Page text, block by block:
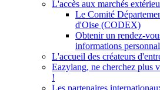
L'accès aux marchés
Le Comité
d'Oise (CODEX)
Obtenir un rendez-
informations
L'accueil des créateurs
Eazylang, ne cherchez plus
!